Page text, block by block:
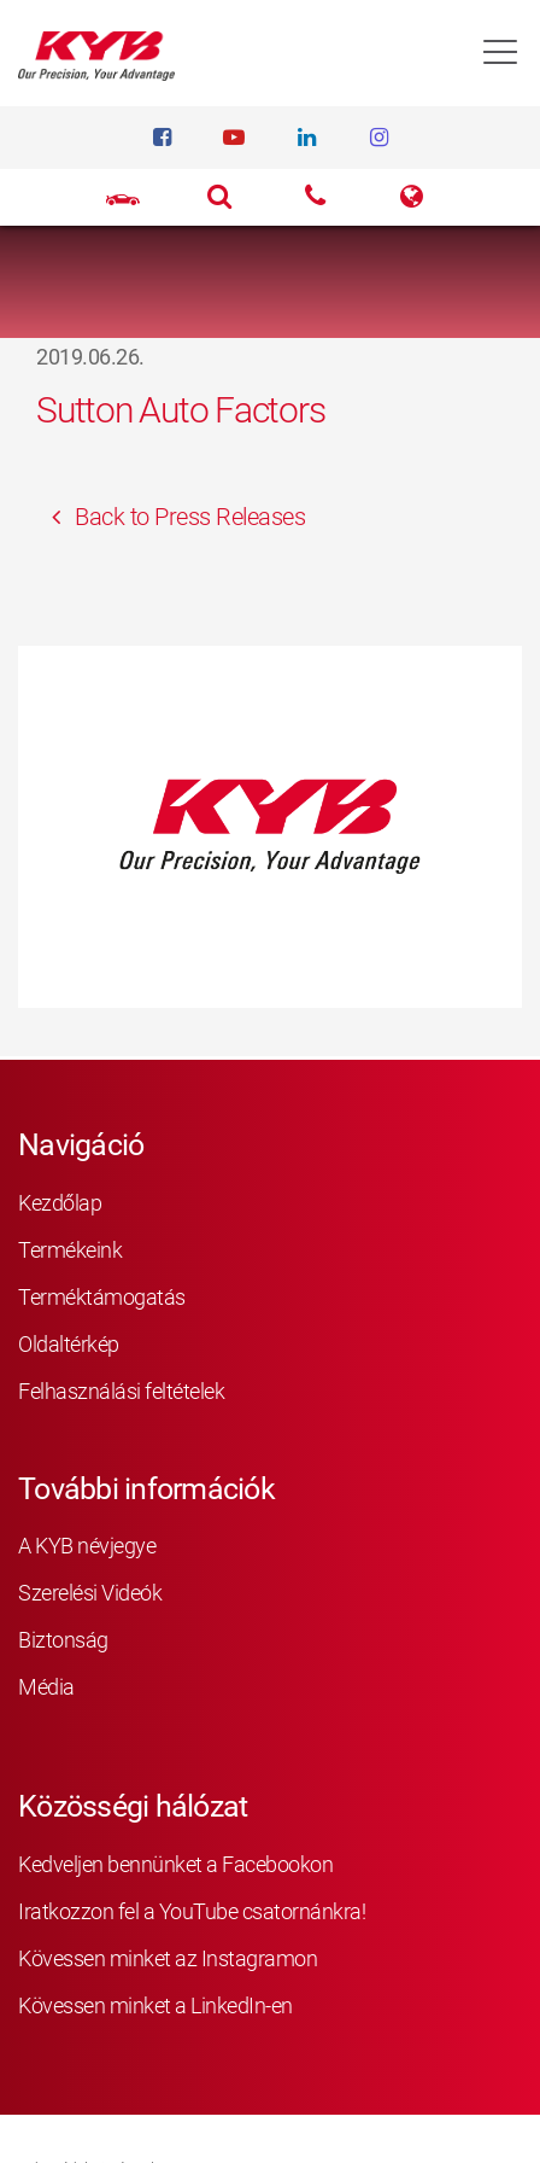
2019.06.26.
Sutton Auto Factors
Back to Press Releases
Navigáció
Kezdőlap
Termékeink
Terméktámogatás
Oldaltérkép
Felhasználási feltételek
További információk
A KYB névjegye
Szerelési Videók
Biztonság
Média
Közösségi hálózat
Kedveljen bennünket a Facebookon
Iratkozzon fel a YouTube csatornánkra!
Kövessen minket az Instagramon
Kövessen minket a LinkedIn-en